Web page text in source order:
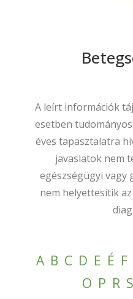
A leírt információk
esetben
éves tapasztalatra
javaslatok nem
egészségügyi vagy
nem helyettesítik
A B C D E É F
O P R S